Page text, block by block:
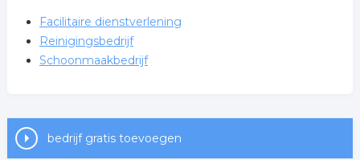
Facilitaire dienstverlening
Reinigingsbedrijf
Schoonmaakbedrijf
bedrijf gratis toevoegen